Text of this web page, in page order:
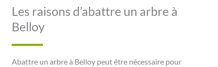
Les raisons d’abattre un arbre à
Belloy
Abattre un arbre à Belloy peut être nécessaire pour